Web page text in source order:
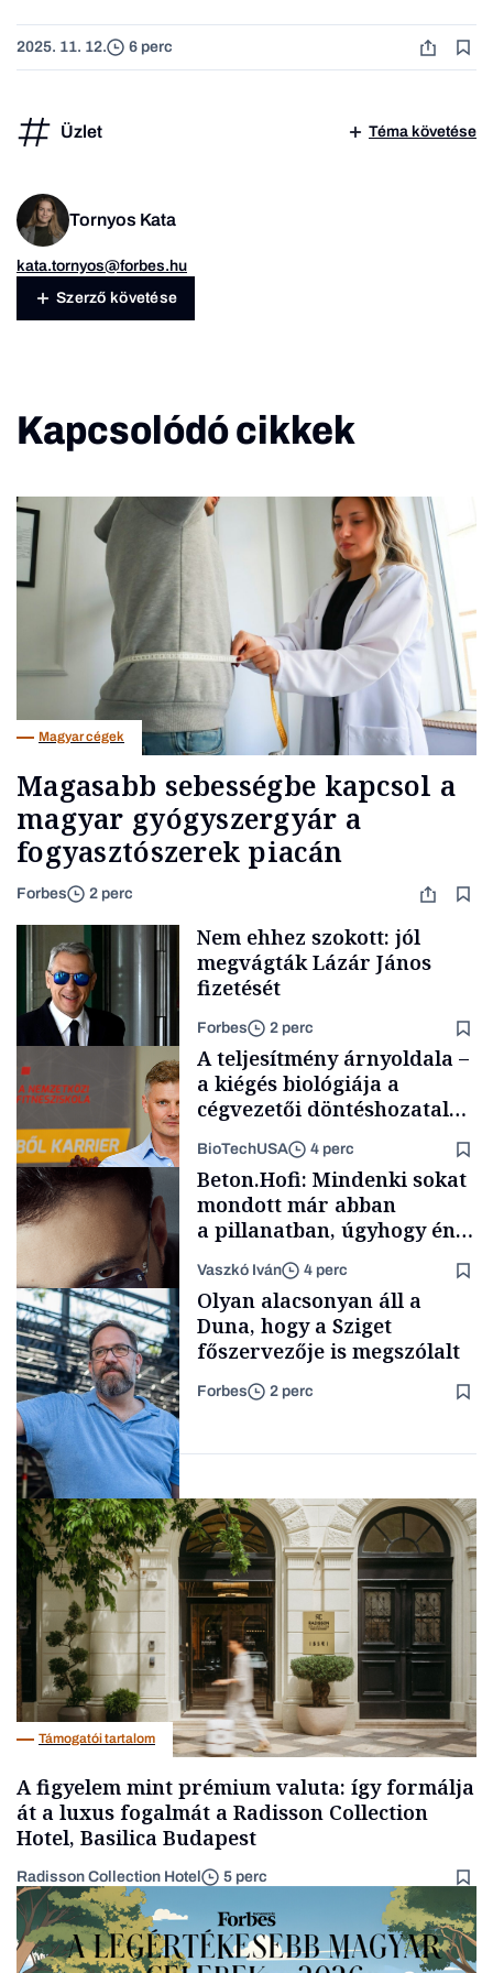
2025. 11. 12. 6 perc
Üzlet Téma követése
Tornyos Kata
kata.tornyos@forbes.hu
Szerző követése
Kapcsolódó cikkek
Magyar cégek
Magasabb sebességbe kapcsol a
magyar gyógyszergyár a
fogyasztószerek piacán
Forbes 2 perc
Politika
Nem ehhez szokott: jól
megvágták Lázár János
fizetését
Forbes 2 perc
Content Lab HUB
A teljesítmény árnyoldala –
a kiégés biológiája a
cégvezetői döntéshozatal
BioTechUSA 4 perc
Forbes-sztori
Beton.Hofi: Mindenki sokat
mondott már abban
a pillanatban, úgyhogy én
gondolataimat akartam
kimondani
Vaszkó Iván 4 perc
Társadalom
Olyan alacsonyan áll a
Duna, hogy a Sziget
főszervezője is megszólalt
Forbes 2 perc
Támogatói tartalom
A figyelem mint prémium valuta: így formálja
át a luxus fogalmát a Radisson Collection
Hotel, Basilica Budapest
Radisson Collection Hotel 5 perc